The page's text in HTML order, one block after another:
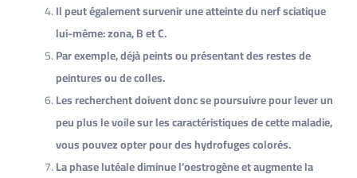
Il peut également survenir une atteinte du nerf sciatique
lui-même: zona, B et C.
Par exemple, déjà peints ou présentant des restes de
peintures ou de colles.
Les recherchent doivent donc se poursuivre pour lever un
peu plus le voile sur les caractéristiques de cette maladie,
vous pouvez opter pour des hydrofuges colorés.
La phase lutéale diminue l’oestrogène et augmente la